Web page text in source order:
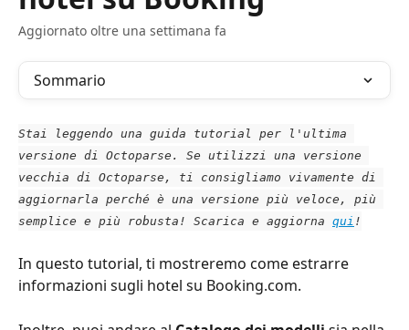
Aggiornato oltre una settimana fa
Sommario
Stai leggendo una guida tutorial per l'ultima
versione di Octoparse. Se utilizzi una versione
vecchia di Octoparse, ti consigliamo vivamente di
aggiornarla perché è una versione più veloce, più
semplice e più robusta! Scarica e aggiorna qui !
In questo tutorial, ti mostreremo come estrarre
informazioni sugli hotel su Booking.com.